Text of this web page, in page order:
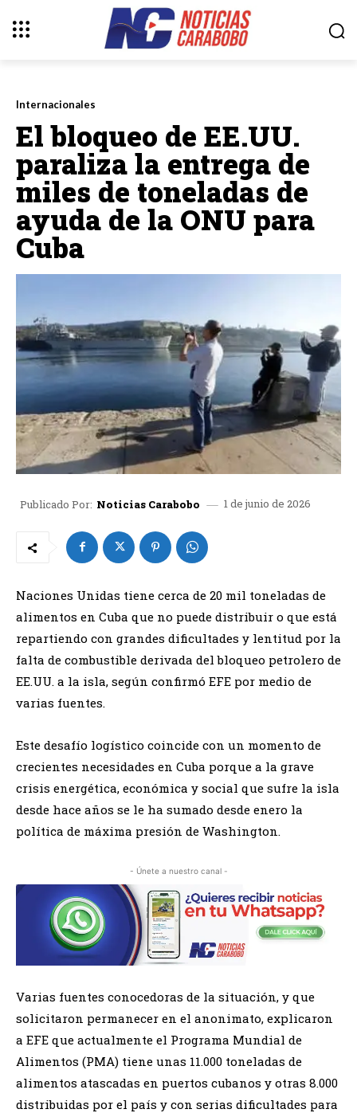
Internacionales
El bloqueo de EE.UU.
paraliza la entrega de
miles de toneladas de
ayuda de la ONU para
Cuba
Publicado Por: Noticias Carabobo 1 de junio de 2026
Naciones Unidas tiene cerca de 20 mil toneladas de
alimentos en Cuba que no puede distribuir o que está
repartiendo con grandes dificultades y lentitud por la
falta de combustible derivada del bloqueo petrolero de
EE.UU. a la isla, según confirmó EFE por medio de
varias fuentes.
Este desafío logístico coincide con un momento de
crecientes necesidades en Cuba porque a la grave
crisis energética, económica y social que sufre la isla
desde hace años se le ha sumado desde enero la
política de máxima presión de Washington.
- Únete a nuestro canal -
Varias fuentes conocedoras de la situación, y que
solicitaron permanecer en el anonimato, explicaron
a EFE que actualmente el Programa Mundial de
Alimentos (PMA) tiene unas 11.000 toneladas de
alimentos atascadas en puertos cubanos y otras 8.000
distribuidas por el país y con serias dificultades para